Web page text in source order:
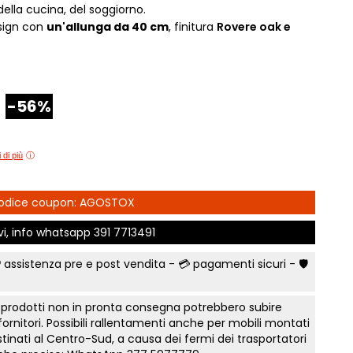
Letto a soppalco
Letti contenitore camerette
Comfort
Industry
armadi
collezione
notte Surf
notte Sabbia
Tomasella
Bruxelles
Mostra tutti
cucina, del soggiorno.
con un'allunga da 40 cm, finitura Rovere oake
-56%
di più
coupon: AGOSTOX
info whatsapp 391 7713491
assistenza pre e post vendita - 💳 pagamenti sicuri - 🛡️
non in pronta consegna potrebbero subire
Possibili rallentamenti anche per mobili montati
al Centro-Sud, a causa dei fermi dei trasportatori